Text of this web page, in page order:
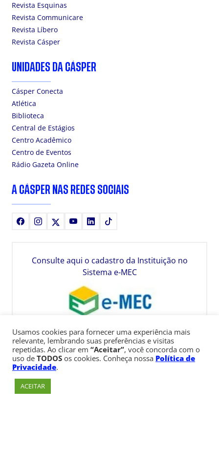
Revista Esquinas
Revista Communicare
Revista Líbero
Revista Cásper
UNIDADES DA CÁSPER
Cásper Conecta
Atlética
Biblioteca
Central de Estágios
Centro Acadêmico
Centro de Eventos
Rádio Gazeta Online
A CÁSPER NAS REDES SOCIAIS
FacebookInstagram YoutubeLinkedIn
Consulte aqui o cadastro da Instituição no
Sistema e-MEC
Usamos cookies para fornecer uma experiência mais
relevante, lembrando suas preferências e visitas
repetidas. Ao clicar em “Aceitar”, você concorda com o
uso de TODOS os cookies. Conheça nossa Política de
Privacidade.
ACEITAR